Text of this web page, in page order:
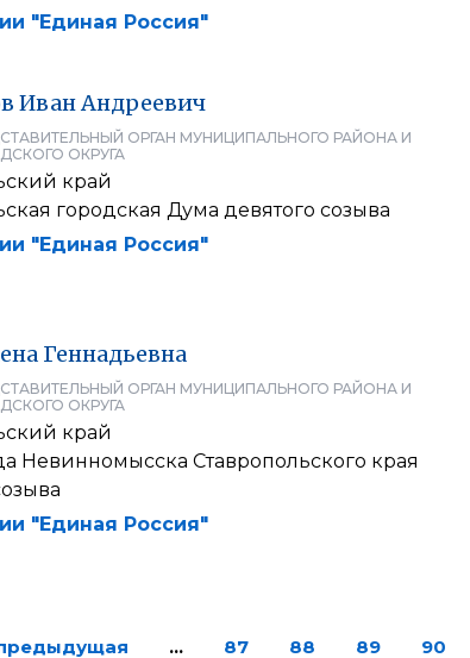
"Единая Россия"
ИванАндреевич
ОРГАН МУНИЦИПАЛЬНОГО РАЙОНА И
ОКРУГА
край
городская Дума девятого созыва
"Единая Россия"
Геннадьевна
ОРГАН МУНИЦИПАЛЬНОГО РАЙОНА И
ОКРУГА
край
Невинномысска Ставропольского края
"Единая Россия"
… 87 88 89 90